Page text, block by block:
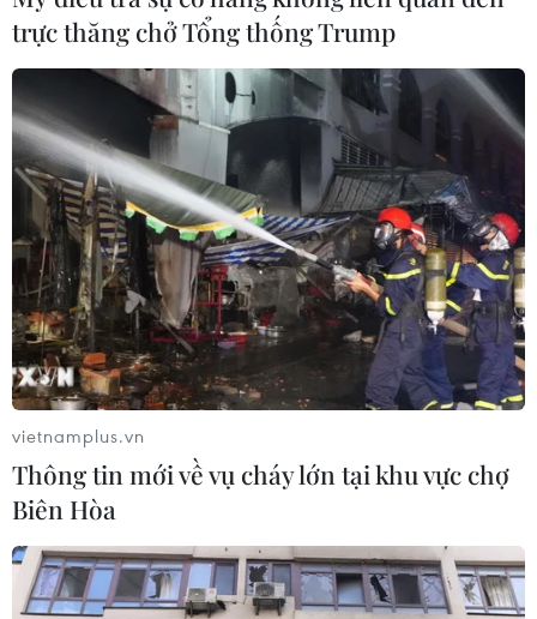
đường bộ đến năm 2030 vào khoảng 900.000 tỷ đồng,
chiếm khoảng 48% nhu cầu vốn đầu tư toàn ngành
giao thông vận tải.
Các dự án giao thông gặp nhiều khó khăn
về thi công giữa dịch COVID-19
trực thăng chở Tổng thống Trump
vietnamplus.vn
Thông tin mới về vụ cháy lớn tại khu vực chợ
Biên Hòa